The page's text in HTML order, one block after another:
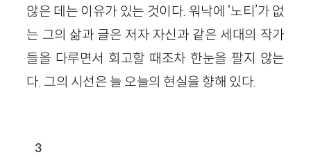
않은 데는 이유가 있는 것이다. 워낙에 ‘노티’가 없
는 그의 삶과 글은 저자 자신과 같은 세대의 작가
들을 다루면서 회고할 때조차 한눈을 팔지 않는
다. 그의 시선은 늘 오늘의 현실을 향해 있다.
3